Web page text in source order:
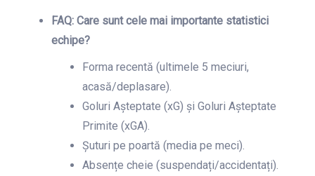
FAQ: Care sunt cele mai importante statistici
echipe?
Forma recentă (ultimele 5 meciuri,
acasă/deplasare).
Goluri Așteptate (xG) și Goluri Așteptate
Primite (xGA).
Șuturi pe poartă (media pe meci).
Absențe cheie (suspendați/accidentați).